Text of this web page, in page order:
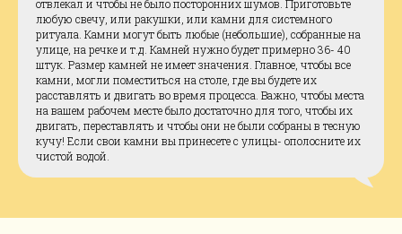
отвлекал и чтобы не было посторонних шумов. Приготовьте
любую свечу, или ракушки, или камни для системного
ритуала. Камни могут быть любые (небольшие), собранные на
улице, на речке и т.д. Камней нужно будет примерно 36- 40
штук. Размер камней не имеет значения. Главное, чтобы все
камни, могли поместиться на столе, где вы будете их
расставлять и двигать во время процесса. Важно, чтобы места
на вашем рабочем месте было достаточно для того, чтобы их
двигать, переставлять и чтобы они не были собраны в тесную
кучу! Если свои камни вы принесете с улицы- ополосните их
чистой водой.